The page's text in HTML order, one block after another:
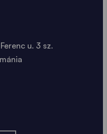
u. 3 sz.